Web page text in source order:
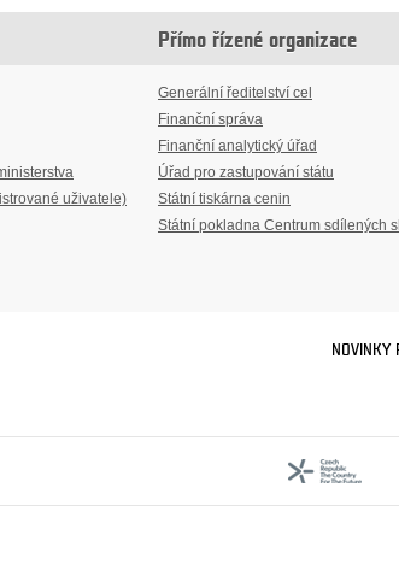
uživatele)
Přímo řízené organizace
Generální ředitelství cel
Finanční správa
Finanční analytický úřad
Úřad pro zastupování státu
Státní tiskárna cenin
Státní pokladna Centrum sdílených
NOVINKY